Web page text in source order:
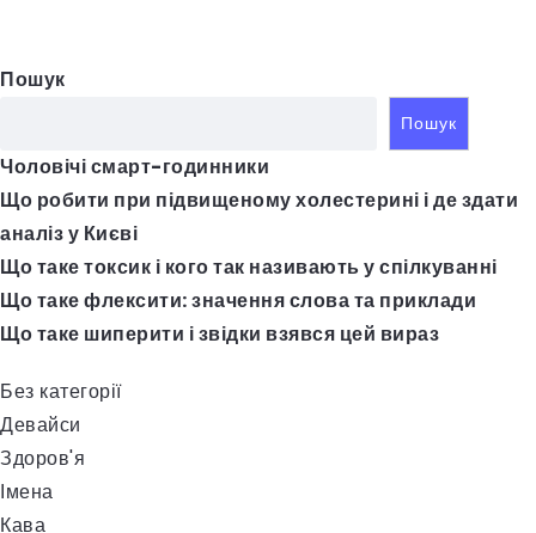
Пошук
Пошук
Чоловічі смарт-годинники
Що робити при підвищеному холестерині і де здати
аналіз у Києві
Що таке токсик і кого так називають у спілкуванні
Що таке флексити: значення слова та приклади
Що таке шиперити і звідки взявся цей вираз
Без категорії
Девайси
Здоров'я
Імена
Кава